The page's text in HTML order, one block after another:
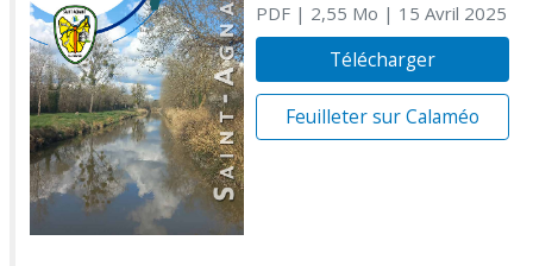
PDF| 2,55 Mo | 15 Avril 2025
Télécharger
Feuilleter sur Calaméo